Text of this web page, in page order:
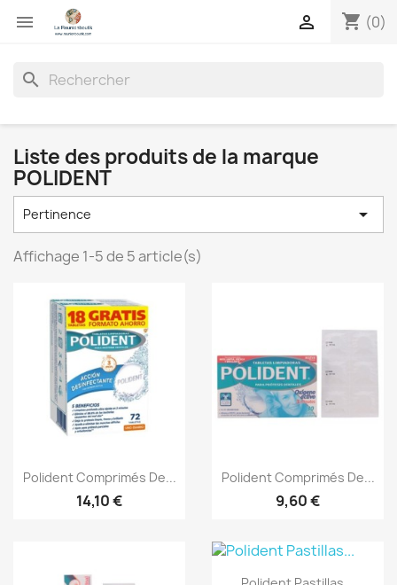
 shopping_cart (0)

search
Liste des produits de la marque
POLIDENT
Pertinence 
Affichage 1-5 de 5 article(s)
Aperçu rapide
Polident Comprimés De...
14,10 €
Aperçu rapide
Polident Comprimés De...
9,60 €
Aperçu rapide